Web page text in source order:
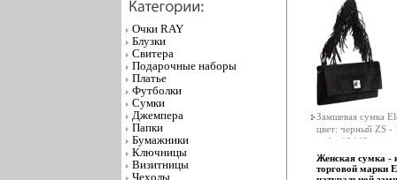
Очки RAY
Блузки
Свитера
Подарочные наборы
Платье
Футболки
Сумки
Джемпера
Папки
Бумажники
Ключницы
Визитницы
Чехолы
Замшевая сумка
цвет: черный ZS -
инфо 12443o.
Женская сумка -
торговой марки